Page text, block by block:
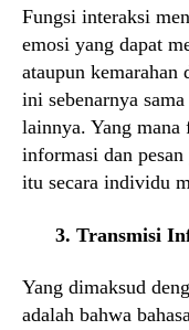
Fungsi interaksi
emosi yang dapat
ataupun
ini sebenarnya
lainnya. Yang mana
informasi dan
itu secara individu
3. Transmisi
Yang dimaksud
adalah bahwa